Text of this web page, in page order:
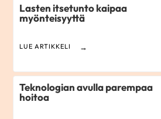
Lasten itsetunto kaipaa
myönteisyyttä
LUE ARTIKKELI
Teknologian avulla parempaa
hoitoa